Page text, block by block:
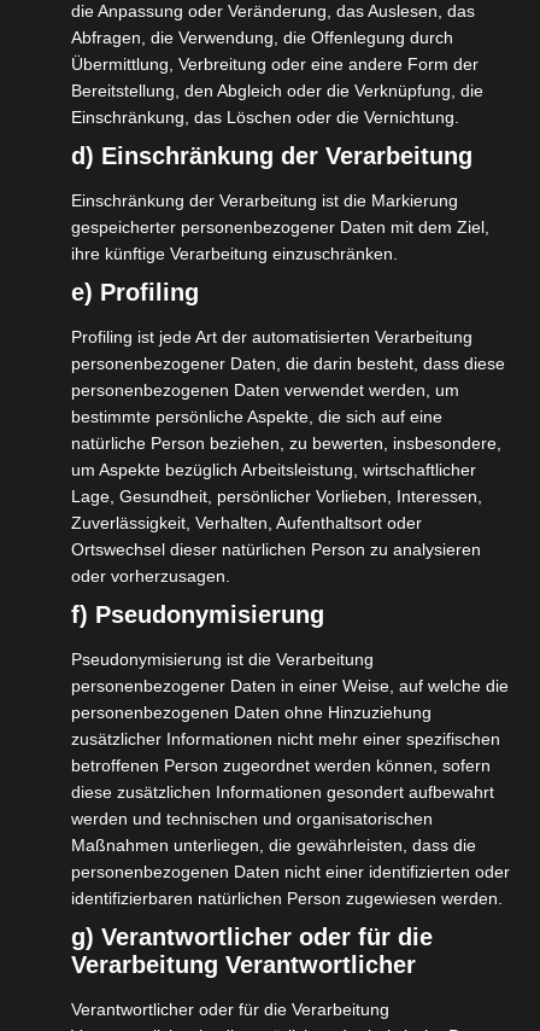
ANFRAGE SENDEN
Search Tours
Find your dream tour today!
0€— 0€
Category
Anzahl Personen
Dauer
Ziel(e)
TOUREN FINDEN
Finden Sie eine Kaschmir Reise nach
REISEZIEL
die Anpassung oder Veränderung, das Auslesen, das
Abfragen, die Verwendung, die Offenlegung durch
Übermittlung, Verbreitung oder eine andere Form der
Bereitstellung, den Abgleich oder die Verknüpfung, die
Einschränkung, das Löschen oder die Vernichtung.
d) Einschränkung der Verarbeitung
Einschränkung der Verarbeitung ist die Markierung
gespeicherter personenbezogener Daten mit dem Ziel,
ihre künftige Verarbeitung einzuschränken.
e) Profiling
Profiling ist jede Art der automatisierten Verarbeitung
personenbezogener Daten, die darin besteht, dass diese
personenbezogenen Daten verwendet werden, um
bestimmte persönliche Aspekte, die sich auf eine
natürliche Person beziehen, zu bewerten, insbesondere,
um Aspekte bezüglich Arbeitsleistung, wirtschaftlicher
Lage, Gesundheit, persönlicher Vorlieben, Interessen,
Zuverlässigkeit, Verhalten, Aufenthaltsort oder
Ortswechsel dieser natürlichen Person zu analysieren
oder vorherzusagen.
f) Pseudonymisierung
Pseudonymisierung ist die Verarbeitung
personenbezogener Daten in einer Weise, auf welche die
personenbezogenen Daten ohne Hinzuziehung
zusätzlicher Informationen nicht mehr einer spezifischen
betroffenen Person zugeordnet werden können, sofern
diese zusätzlichen Informationen gesondert aufbewahrt
werden und technischen und organisatorischen
Maßnahmen unterliegen, die gewährleisten, dass die
personenbezogenen Daten nicht einer identifizierten oder
identifizierbaren natürlichen Person zugewiesen werden.
g) Verantwortlicher oder für die
Verarbeitung Verantwortlicher
Verantwortlicher oder für die Verarbeitung